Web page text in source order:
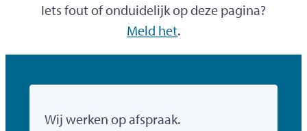
Iets fout of onduidelijk op deze pagina?
Meld het.
Gemeente Mol
Wij werken op afspraak.